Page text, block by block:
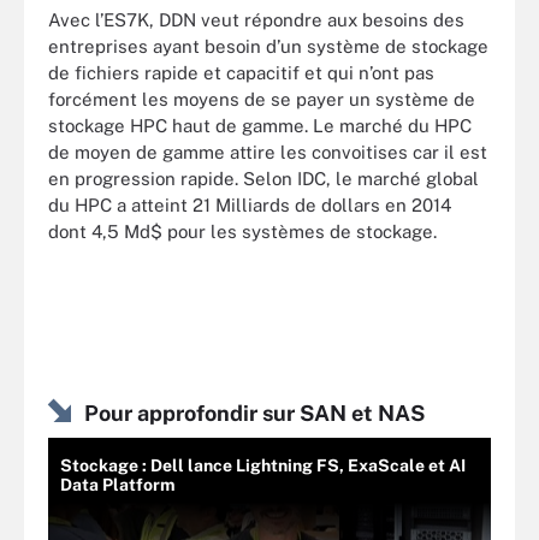
Avec l’ES7K, DDN veut répondre aux besoins des
entreprises ayant besoin d’un système de stockage
de fichiers rapide et capacitif et qui n’ont pas
forcément les moyens de se payer un système de
stockage HPC haut de gamme. Le marché du HPC
de moyen de gamme attire les convoitises car il est
en progression rapide. Selon IDC, le marché global
du HPC a atteint 21 Milliards de dollars en 2014
dont 4,5 Md$ pour les systèmes de stockage.
Pour approfondir sur SAN et NAS
Stockage : Dell lance Lightning FS, ExaScale et AI
Data Platform